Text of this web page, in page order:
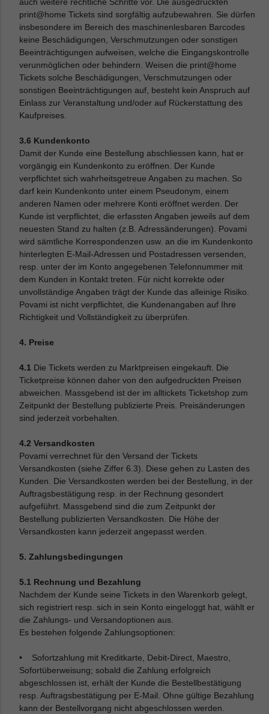
print@home Tickets sind sorgfältig aufzubewahren. Sie dürfen
insbesondere im Bereich des maschinenlesbaren Barcodes
keine Beschädigungen, Verschmutzungen oder sonstigen
Beeinträchtigungen aufweisen, welche die Eingangskontrolle
verunmöglichen oder behindern. Weisen die print@home
Tickets solche Beschädigungen, Verschmutzungen oder
sonstigen Beeinträchtigungen auf, besteht kein Anspruch auf
Einlass zur Veranstaltung und/oder auf Rückerstattung des
Kaufpreises.
3.6 Kundenkonto
Damit der Kunde eine Bestellung abschliessen kann, hat er
vorgängig ein Kundenkonto zu eröffnen. Der Kunde
verpflichtet sich wahrheitsgetreue Angaben zu machen. So
darf kein Kundenkonto unter einem Pseudonym, einem
anderen Namen oder mehrere Konti eröffnet werden. Der
Kunde ist verpflichtet, die erfassten Angaben jeweils auf dem
neuesten Stand zu halten (z.B. Adressänderungen). Povami
wird sämtliche Korrespondenzen usw. an die im Kundenkonto
hinterlegten E-Mail-Adressen und Postadressen versenden,
resp. unter der im Konto angegebenen Telefonnummer mit
dem Kunden in Kontakt treten. Für nicht korrekte oder
unvollständige Angaben trägt der Kunde das alleinige Risiko.
Povami ist nicht verpflichtet, die Kundenangaben auf Ihre
Richtigkeit und Vollständigkeit zu überprüfen.
4. Preise
4.1 Die Tickets werden zu Marktpreisen eingekauft. Die
Ticketpreise können daher von den aufgedruckten Preisen
abweichen. Massgebend ist der im alltickets Ticketshop zum
Zeitpunkt der Bestellung publizierte Preis. Preisänderungen
sind jederzeit vorbehalten.
4.2 Versandkosten
Povami verrechnet für den Versand der Tickets
Versandkosten (siehe Ziffer 6.3). Diese gehen zu Lasten des
Kunden. Die Versandkosten werden bei der Bestellung, in der
Auftragsbestätigung resp. in der Rechnung gesondert
aufgeführt. Massgebend sind die zum Zeitpunkt der
Bestellung publizierten Versandkosten. Die Höhe der
Versandkosten kann jederzeit angepasst werden.
5. Zahlungsbedingungen
5.1 Rechnung und Bezahlung
Nachdem der Kunde seine Tickets in den Warenkorb gelegt,
sich registriert resp. sich in sein Konto eingeloggt hat, wählt er
die Zahlungs- und Versandoptionen aus.
Es bestehen folgende Zahlungsoptionen:
• Sofortzahlung mit Kreditkarte, Debit-Direct, Maestro,
Sofortüberweisung; sobald die Zahlung erfolgreich
abgeschlossen ist, erhält der Kunde die Bestellbestätigung
resp. Auftragsbestätigung per E-Mail. Ohne gültige Bezahlung
kann der Bestellvorgang nicht abgeschlossen werden.